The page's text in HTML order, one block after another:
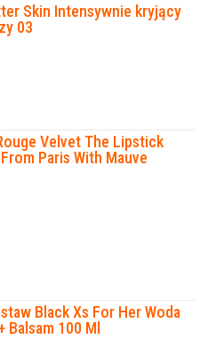
Skin Intensywnie kryjący
03
Velvet The Lipstick
Paris With Mauve
Black Xs For Her Woda
Balsam 100 Ml